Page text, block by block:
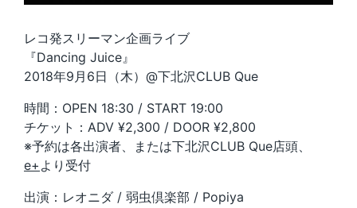
レコ発スリーマン企画ライブ
『Dancing Juice』
2018年9月6日（木）@下北沢CLUB Que
時間：OPEN 18:30 / START 19:00
チケット：ADV ¥2,300 / DOOR ¥2,800
※予約は各出演者、または下北沢CLUB Que店頭、
e+ より受付
出演：レオニダ / 弱虫倶楽部 / Popiya